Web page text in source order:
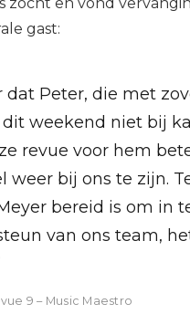
gast:
dat Peter, die met
weekend niet bij
revue voor hem
weer bij ons te zijn.
bereid is om in
van ons team,
9 – Music Maestro